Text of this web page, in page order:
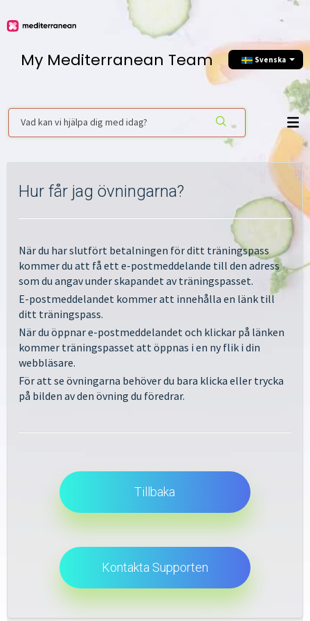
My Mediterranean Team Svenska
Hur får jag övningarna?
När du har slutfört betalningen för ditt träningspass
kommer du att få ett e-postmeddelande till den adress
som du angav under skapandet av träningspasset.
E-postmeddelandet kommer att innehålla en länk till
ditt träningspass.
När du öppnar e-postmeddelandet och klickar på länken
kommer träningspasset att öppnas i en ny flik i din
webbläsare.
För att se övningarna behöver du bara klicka eller trycka
på bilden av den övning du föredrar.
Tillbaka
Kontakta Supporten